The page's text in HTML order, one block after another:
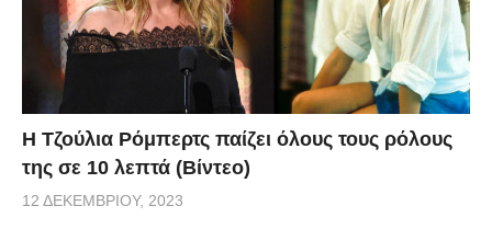
Η Τζούλια Ρόμπερτς παίζει όλους τους ρόλους
της σε 10 λεπτά (Βίντεο)
12 ΔΕΚΕΜΒΡΊΟΥ, 2023